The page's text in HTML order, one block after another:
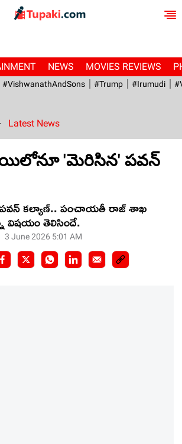
NEWS MOVIES REVIEWS
#VishwanathAndSons #Trump #irumudi
Latest News
'మెరిసిన' ప‌వ‌న్
ప‌వ‌న్ క‌ల్యాణ్‌.. పంచాయ‌తీ రాజ్ శాఖ
విష‌యం తెలిసిందే.
3 June 2026 5:01 AM